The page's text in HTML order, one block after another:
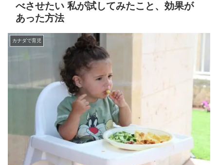
べさせたい 私が試してみたこと、効果が
あった方法
カナダで育児